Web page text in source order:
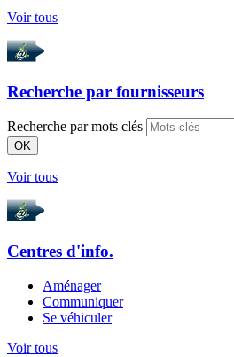
Voir tous
Recherche par fournisseurs
Recherche par mots clés
OK
Voir tous
Centres d'info.
Aménager
Communiquer
Se véhiculer
Voir tous